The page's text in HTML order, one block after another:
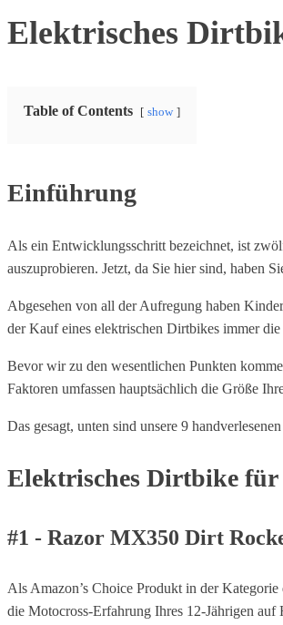
Elektrisches
Table of Contents show
Einführung
Als ein Entwicklungsschritt bezeichnet, ist
auszuprobieren. Jetzt, da Sie hier sind, haben
Abgesehen von all der Aufregung haben
der Kauf eines elektrischen Dirtbikes immer
Bevor wir zu den wesentlichen Punkten
Faktoren umfassen hauptsächlich die Größe
Das gesagt, unten sind unsere 9
Elektrisches Dirtbike für
#1 - Razor MX350 Dirt
Als Amazon’s Choice Produkt in der
die Motocross-Erfahrung Ihres 12-Jährigen